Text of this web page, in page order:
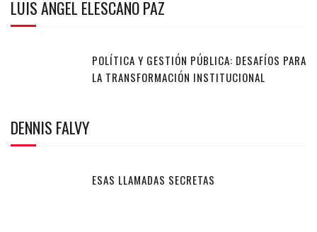
LUIS ANGEL ELESCANO PAZ
POLÍTICA Y GESTIÓN PÚBLICA: DESAFÍOS PARA
LA TRANSFORMACIÓN INSTITUCIONAL
DENNIS FALVY
ESAS LLAMADAS SECRETAS